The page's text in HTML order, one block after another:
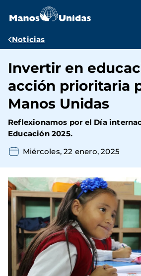
contenido
Ruta
navegación
Noticias
Invertir en
acción prioritaria
Manos Unidas
Reflexionamos por el Día
Educación 2025.
Miércoles, 22 enero, 2025